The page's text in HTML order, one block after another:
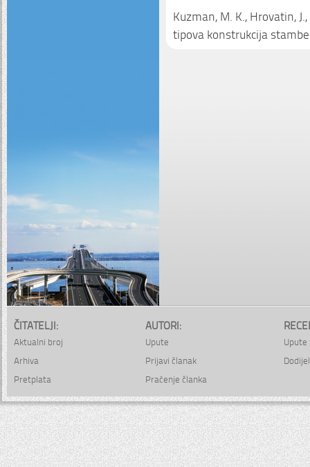
Kuzman, M. K., Hrovatin,
tipova konstrukcija
ČITATELJI:
Aktualni broj
Arhiva
Pretplata
AUTORI:
Upute
Prijavi članak
Praćenje članka
Upute